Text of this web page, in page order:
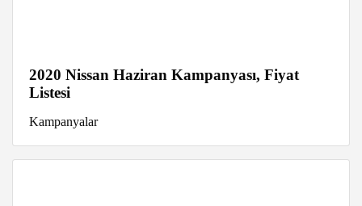
2020 Nissan Haziran Kampanyası, Fiyat
Listesi
Kampanyalar